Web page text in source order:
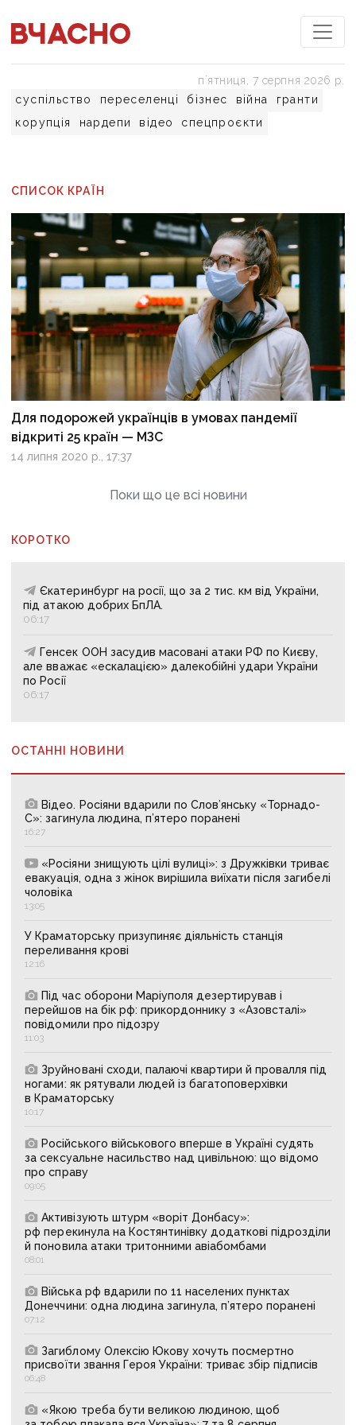
суспільство переселенці бізнес війна
гранти
корупція
нардепи відео спецпроєкти
пʼятниця, 7 серпня 2026 р.
СПИСОК КРАЇН
Для подорожей українців в умовах пандемії
відкриті 25 країн — МЗС
14 липня 2020 р., 17:37
Поки що це всі новини
КОРОТКО
Єкатеринбург на росії, що за 2 тис. км від України,
під атакою добрих БпЛА.
06:17
Генсек ООН засудив масовані атаки РФ по Києву,
але вважає «ескалацією» далекобійні удари України
по Росії
06:17
ОСТАННІ НОВИНИ
Відео. Росіяни вдарили по Слов’янську «Торнадо-
С»: загинула людина, п’ятеро поранені
16:27
«Росіяни знищують цілі вулиці»: з Дружківки триває
евакуація, одна з жінок вирішила виїхати після загибелі
чоловіка
13:05
У Краматорську призупиняє діяльність станція
переливання крові
12:16
Під час оборони Маріуполя дезертирував і
перейшов на бік рф: прикордоннику з «Азовсталі»
повідомили про підозру
11:03
Зруйновані сходи, палаючі квартири й провалля під
ногами: як рятували людей із багатоповерхівки
в Краматорську
10:17
Російського військового вперше в Україні судять
за сексуальне насильство над цивільною: що відомо
про справу
09:05
Активізують штурм «воріт Донбасу»:
рф перекинула на Костянтинівку додаткові підрозділи
й поновила атаки тритонними авіабомбами
08:01
Війська рф вдарили по 11 населених пунктах
Донеччини: одна людина загинула, п’ятеро поранені
07:12
Загиблому Олексію Юкову хочуть посмертно
присвоїти звання Героя України: триває збір підписів
06:48
«Якою треба бути великою людиною, щоб